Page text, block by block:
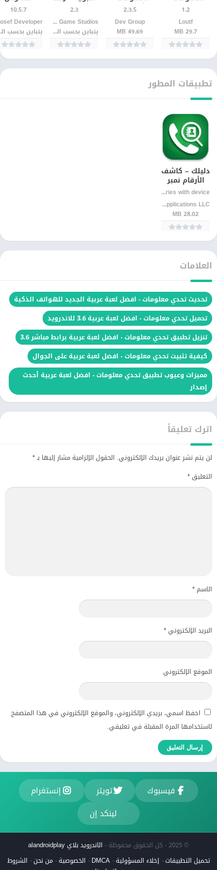
مسابقات
جماعية
للأندرويد مجانًا
1.2
Loutf
29.7 MB
شغل مخك
للأندرويد مجانًا
2.3.5
Dev Group
49.69 MB
شيقة في
أسئلة وأجوبة
للأندرويد
2.3
The Islamic Game Studios‏
يتباين بحسب الجهاز
السحري
للأندرويد
10.5.7
تطبيقات المطور
دليلك – كاشف
الأرقام نمبر
بوك | معرفة
اسم المتصل
بسرعة وأمان
Varies with device
Romman Smart Applications LLC
28.02 MB
العلامات
تحديث تحدي معلومات - افضل لعبة عربية الجديد للهواتف الذكية
تحميل تحدي معلومات - افضل لعبة عربية 3.6 للاندرويد
تنزيل تطبيق تحدي معلومات - افضل لعبة عربية برابط مباشر 3.6
كيفية تثبيت تحدي معلومات - افضل لعبة عربية على الجوال
مميزات وعيوب تطبيق تحدي معلومات - افضل لعبة عربية أحدث
إصدار
اترك تعليقاً
لن يتم نشر عنوان بريدك الإلكتروني. الحقول الإلزامية مشار إليها بـ*
التعليق *
الاسم*
البريد الإلكتروني *
الموقع الإلكتروني
احفظ اسمي، بريدي الإلكتروني، والموقع الإلكتروني في هذا المتصفح
لاستخدامها المرة المقبلة في تعليقي.
فيسبوك تويتر
إنستغرام
لينكد إن
© 2025 - كل الحقوق محفوظة -
الاندرويد بلاي alandroidplay
تحميل التطبيقات إخلاء المسؤولية DMCA الخصوصية من نحن الشروط